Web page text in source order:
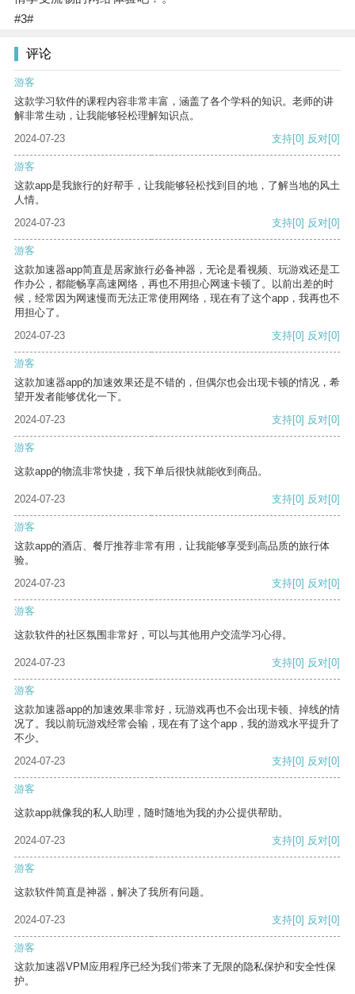
#3#
评论
游客
这款学习软件的课程内容非常丰富，涵盖了各个学科的知识。老师的讲
解非常生动，让我能够轻松理解知识点。
2024-07-23
支持[0] 反对[0]
游客
这款app是我旅行的好帮手，让我能够轻松找到目的地，了解当地的风土
人情。
2024-07-23
支持[0] 反对[0]
游客
这款加速器app简直是居家旅行必备神器，无论是看视频、玩游戏还是工
作办公，都能畅享高速网络，再也不用担心网速卡顿了。以前出差的时
候，经常因为网速慢而无法正常使用网络，现在有了这个app，我再也不
用担心了。
2024-07-23
支持[0] 反对[0]
游客
这款加速器app的加速效果还是不错的，但偶尔也会出现卡顿的情况，希
望开发者能够优化一下。
2024-07-23
支持[0] 反对[0]
游客
这款app的物流非常快捷，我下单后很快就能收到商品。
2024-07-23 支持[0] 反对[0]
游客
这款app的酒店、餐厅推荐非常有用，让我能够享受到高品质的旅行体
验。
2024-07-23
支持[0] 反对[0]
游客
这款软件的社区氛围非常好，可以与其他用户交流学习心得。
2024-07-23 支持[0] 反对[0]
游客
这款加速器app的加速效果非常好，玩游戏再也不会出现卡顿、掉线的情
况了。我以前玩游戏经常会输，现在有了这个app，我的游戏水平提升了
不少。
2024-07-23
支持[0] 反对[0]
游客
这款app就像我的私人助理，随时随地为我的办公提供帮助。
2024-07-23 支持[0] 反对[0]
游客
这款软件简直是神器，解决了我所有问题。
2024-07-23 支持[0] 反对[0]
游客
这款加速器VPM应用程序已经为我们带来了无限的隐私保护和安全性保
护。